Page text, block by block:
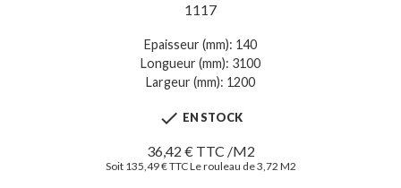
1117
Epaisseur (mm): 140
Longueur (mm): 3100
Largeur (mm): 1200
 EN STOCK
36,42 € TTC /M2
Soit 135,49 € TTC Le rouleau de 3,72 M2